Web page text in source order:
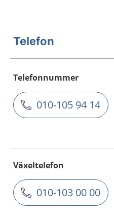
Telefon
Telefonnummer
010-105 94 14
Växeltelefon
010-103 00 00